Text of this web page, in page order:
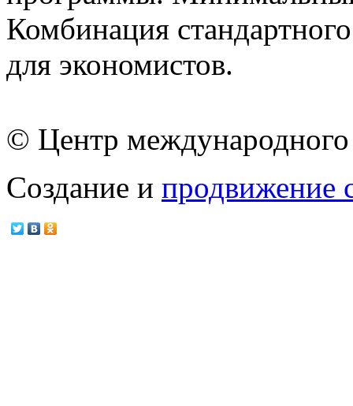
Комбинация
для экономистов.
© Центр международного
Создание и продвижение